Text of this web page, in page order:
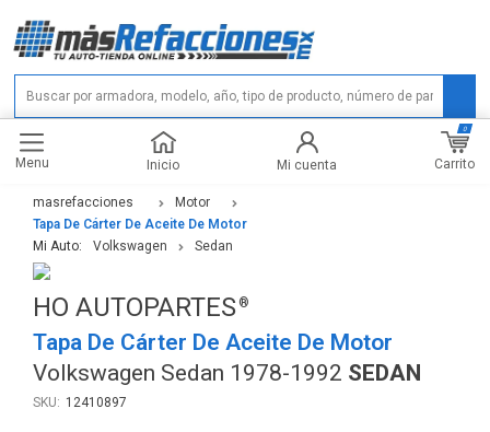
Menu Inicio Mi cuenta Carrito
0
masrefacciones
Motor
Tapa De Cárter De Aceite De Motor
Mi Auto:
Volkswagen Sedan
HO AUTOPARTES
Tapa De Cárter De Aceite De Motor
Volkswagen Sedan 1978-1992 SEDAN
12410897